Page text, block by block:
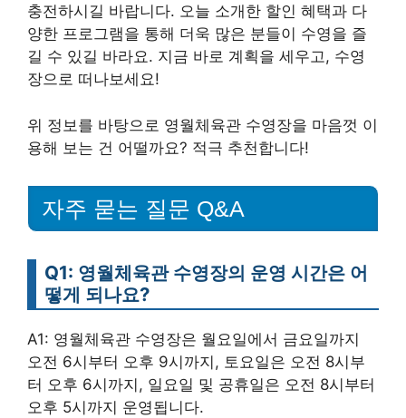
충전하시길 바랍니다. 오늘 소개한 할인 혜택과 다
양한 프로그램을 통해 더욱 많은 분들이 수영을 즐
길 수 있길 바라요. 지금 바로 계획을 세우고, 수영
장으로 떠나보세요!
위 정보를 바탕으로 영월체육관 수영장을 마음껏 이
용해 보는 건 어떨까요? 적극 추천합니다!
자주 묻는 질문 Q&A
Q1: 영월체육관 수영장의 운영 시간은 어
떻게 되나요?
A1: 영월체육관 수영장은 월요일에서 금요일까지
오전 6시부터 오후 9시까지, 토요일은 오전 8시부
터 오후 6시까지, 일요일 및 공휴일은 오전 8시부터
오후 5시까지 운영됩니다.